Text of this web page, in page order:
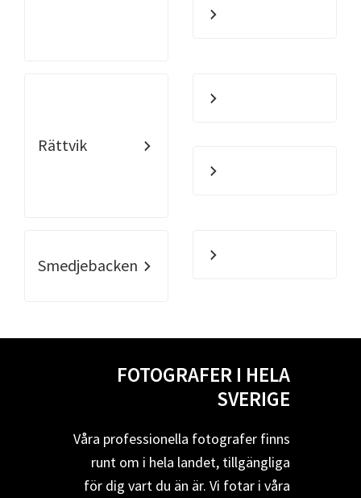
Rättvik
Smedjebacken
FOTOGRAFER I HELA
SVERIGE
Våra professionella fotografer finns
runt om i hela landet, tillgängliga
för dig vart du än är. Vi fotar i våra